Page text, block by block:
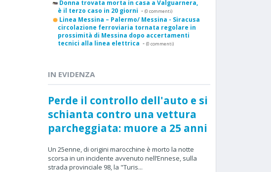
Donna trovata morta in casa a Valguarnera,
è il terzo caso in 20 giorni - (0 commenti)
Linea Messina – Palermo/ Messina - Siracusa
circolazione ferroviaria tornata regolare in
prossimità di Messina dopo accertamenti
tecnici alla linea elettrica - (0 commenti)
IN EVIDENZA
Perde il controllo dell'auto e si
schianta contro una vettura
parcheggiata: muore a 25 anni
Un 25enne, di origini marocchine è morto la notte
scorsa in un incidente avvenuto nell’Ennese, sulla
strada provinciale 98, la "Turis...